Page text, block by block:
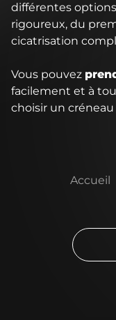
différentes
rigoureux, du
cicatrisation
Vous pouvez
facilement et à
choisir un
Accueil